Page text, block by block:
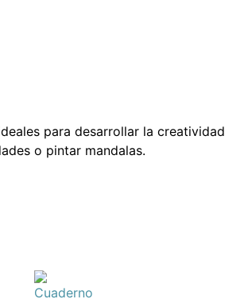
para desarrollar la creatividad
o pintar mandalas.